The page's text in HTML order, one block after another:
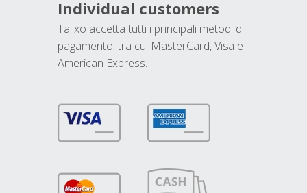
Individual customers
Talixo accetta tutti i principali metodi di
pagamento, tra cui MasterCard, Visa e
American Express.